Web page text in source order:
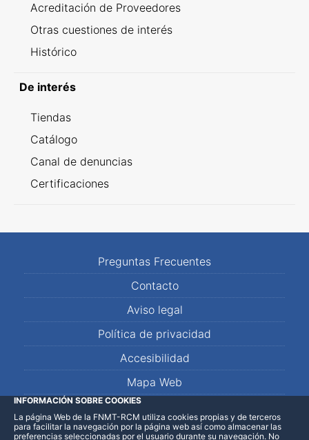
Acreditación de Proveedores
Otras cuestiones de interés
Histórico
De interés
Tiendas
Catálogo
Canal de denuncias
Certificaciones
Preguntas Frecuentes
Contacto
Aviso legal
Política de privacidad
Accesibilidad
Mapa Web
LinkedInFacebookWhatsApp
INFORMACIÓN SOBRE COOKIES
La página Web de la FNMT-RCM utiliza cookies propias y de terceros
para facilitar la navegación por la página web así como almacenar las
preferencias seleccionadas por el usuario durante su navegación. No